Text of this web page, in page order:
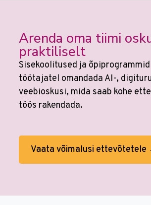
Arenda oma tiimi
praktiliselt
Sisekoolitused ja
töötajatel omandada AI-,
veebioskusi, mida saab kohe
töös rakendada.
Vaata võimalusi ettevõtetele